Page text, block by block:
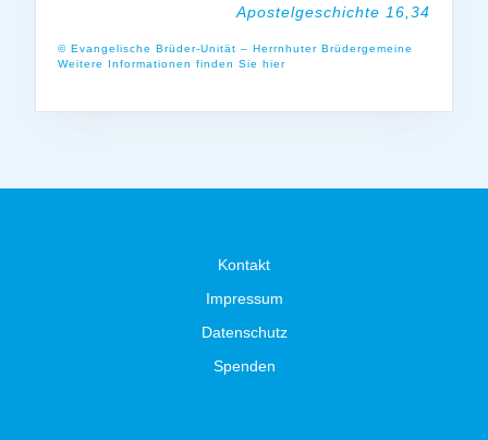
Apostelgeschichte 16,34
© Evangelische Brüder-Unität – Herrnhuter Brüdergemeine
Weitere Informationen finden Sie hier
Kontakt
Impressum
Datenschutz
Spenden